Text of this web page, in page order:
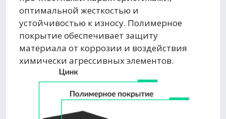
оптимальной жесткостью и
устойчивостью к износу. Полимерное
покрытие обеспечивает защиту
материала от коррозии и воздействия
химически агрессивных элементов.